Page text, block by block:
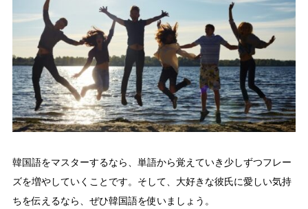
韓国語をマスターするなら、単語から覚えていき少しずつフレー
ズを増やしていくことです。そして、大好きな彼氏に愛しい気持
ちを伝えるなら、ぜひ韓国語を使いましょう。